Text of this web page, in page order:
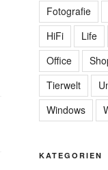
Fotografie
HiFi
Life
Office
Tierwelt
Windows
KATEGORIEN